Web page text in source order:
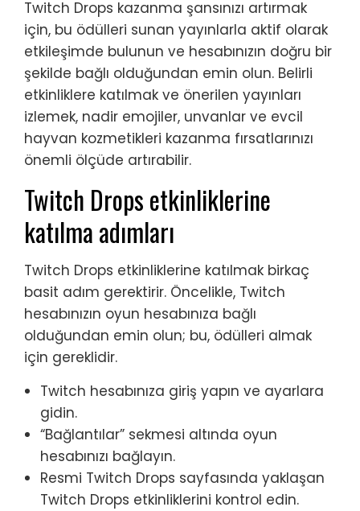
Twitch Drops kazanma şansınızı artırmak
için, bu ödülleri sunan yayınlarla aktif olarak
etkileşimde bulunun ve hesabınızın doğru bir
şekilde bağlı olduğundan emin olun. Belirli
etkinliklere katılmak ve önerilen yayınları
izlemek, nadir emojiler, unvanlar ve evcil
hayvan kozmetikleri kazanma fırsatlarınızı
önemli ölçüde artırabilir.
Twitch Drops etkinliklerine
katılma adımları
Twitch Drops etkinliklerine katılmak birkaç
basit adım gerektirir. Öncelikle, Twitch
hesabınızın oyun hesabınıza bağlı
olduğundan emin olun; bu, ödülleri almak
için gereklidir.
Twitch hesabınıza giriş yapın ve ayarlara
gidin.
“Bağlantılar” sekmesi altında oyun
hesabınızı bağlayın.
Resmi Twitch Drops sayfasında yaklaşan
Twitch Drops etkinliklerini kontrol edin.